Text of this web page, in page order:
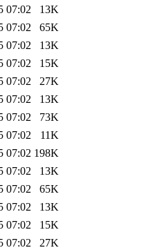
07:02
13K
07:02
65K
07:02
13K
07:02
15K
07:02
27K
07:02
13K
07:02
73K
07:02
11K
07:02 198K
07:02
13K
07:02
65K
07:02
13K
07:02
15K
07:02
27K